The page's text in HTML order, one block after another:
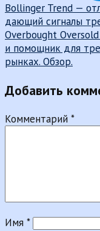
Навигация
по
записям
Bollinger Trend —
дающий сигналы
Overbought
и помощник для
рынках. Обзор.
Добавить
Комментарий *
Имя *